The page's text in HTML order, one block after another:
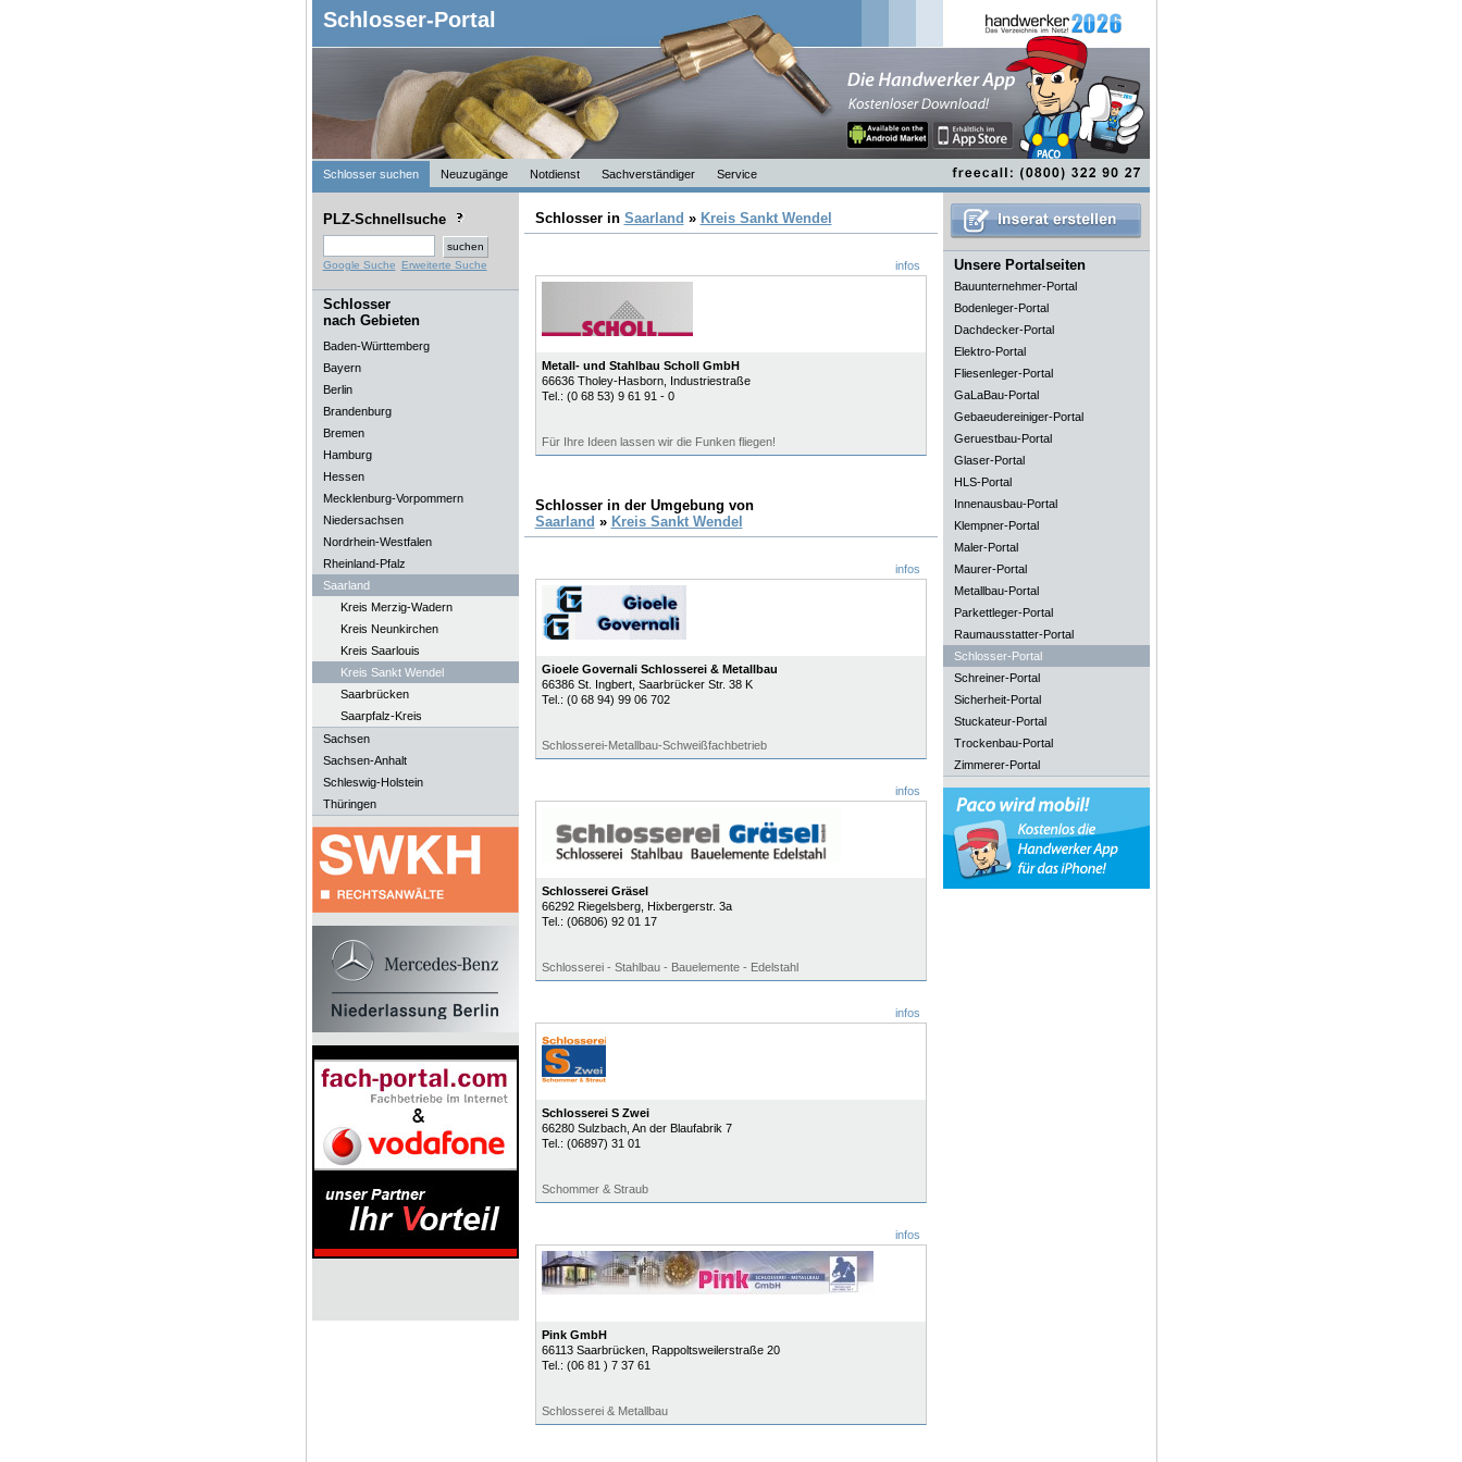
Schlosser-Portal
Schlosser suchen Neuzugänge Notdienst Sachverständiger Service
PLZ-Schnellsuche
Google Suche Erweiterte Suche
Schlosser
nach Gebieten
Baden-Württemberg
Bayern
Berlin
Brandenburg
Bremen
Hamburg
Hessen
Mecklenburg-Vorpommern
Niedersachsen
Nordrhein-Westfalen
Rheinland-Pfalz
Saarland
Kreis Merzig-Wadern
Kreis Neunkirchen
Kreis Saarlouis
Kreis Sankt Wendel
Saarbrücken
Saarpfalz-Kreis
Sachsen
Sachsen-Anhalt
Schleswig-Holstein
Thüringen
Schlosser in Saarland » Kreis Sankt Wendel
infos
Metall- und Stahlbau Scholl GmbH
66636 Tholey-Hasborn, Industriestraße
Tel.: (0 68 53) 9 61 91 - 0
Für Ihre Ideen lassen wir die Funken fliegen!
Schlosser in der Umgebung von
Saarland » Kreis Sankt Wendel
infos
Gioele Governali Schlosserei & Metallbau
66386 St. Ingbert, Saarbrücker Str. 38 K
Tel.: (0 68 94) 99 06 702
Schlosserei-Metallbau-Schweißfachbetrieb
infos
Schlosserei Gräsel
66292 Riegelsberg, Hixbergerstr. 3a
Tel.: (06806) 92 01 17
Schlosserei - Stahlbau - Bauelemente - Edelstahl
infos
Schlosserei S Zwei
66280 Sulzbach, An der Blaufabrik 7
Tel.: (06897) 31 01
Schommer & Straub
infos
Pink GmbH
66113 Saarbrücken, Rappoltsweilerstraße 20
Tel.: (06 81 ) 7 37 61
Schlosserei & Metallbau
Unsere Portalseiten
Bauunternehmer-Portal
Bodenleger-Portal
Dachdecker-Portal
Elektro-Portal
Fliesenleger-Portal
GaLaBau-Portal
Gebaeudereiniger-Portal
Geruestbau-Portal
Glaser-Portal
HLS-Portal
Innenausbau-Portal
Klempner-Portal
Maler-Portal
Maurer-Portal
Metallbau-Portal
Parkettleger-Portal
Raumausstatter-Portal
Schlosser-Portal
Schreiner-Portal
Sicherheit-Portal
Stuckateur-Portal
Trockenbau-Portal
Zimmerer-Portal